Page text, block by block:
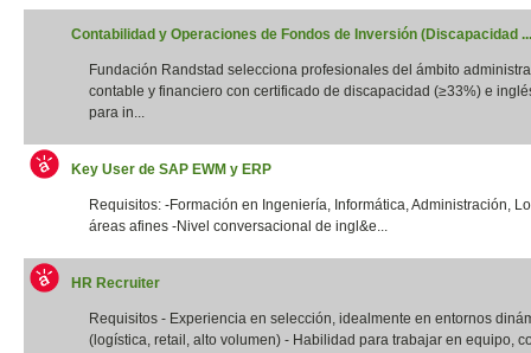
Contabilidad y Operaciones de Fondos de Inversión (Discapacidad ...
Fundación Randstad selecciona profesionales del ámbito
contable y financiero con certificado de discapacidad (≥33%) e
para in...
Key User de SAP EWM y ERP
Requisitos: -Formación en Ingeniería, Informática, Administración,
áreas afines -Nivel conversacional de ingl&e...
HR Recruiter
Requisitos - Experiencia en selección, idealmente en entornos
(logística, retail, alto volumen) - Habilidad para trabajar en equipo,